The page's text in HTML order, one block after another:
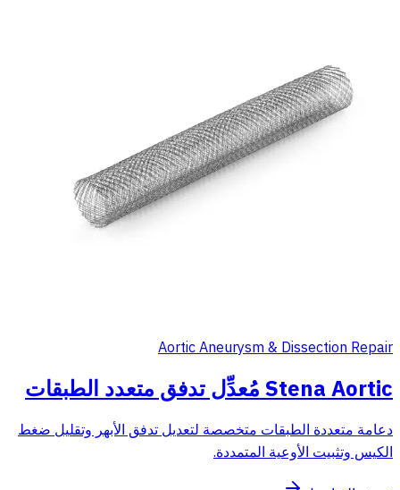
Aortic Aneurysm & Dissection Repair
Stena Aortic مُعدِّل تدفق متعدد الطبقات
دعامة متعددة الطبقات متخصصة لتعديل تدفق الأبهر وتقليل ضغط
الكيس وتثبيت الأوعية المتمددة.